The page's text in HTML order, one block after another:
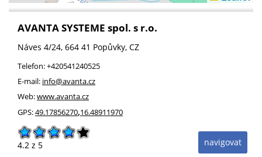
AVANTA SYSTEME spol. s r.o.
Náves 4/24, 664 41 Popůvky, CZ
Telefon:+420541240525
E-mail: info@avanta.cz
Web:www.avanta.cz
GPS:49.17856270,16.48911970
navigovat
4.2 z 5